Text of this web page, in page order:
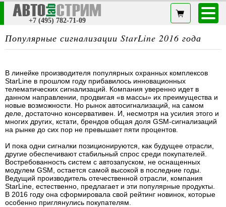
+7 (495) 782-71-09
Популярные сигнализации StarLine 2016 года
В линейке производителя популярных охранных комплексов
StarLine в прошлом году прибавилось инновационных
телематических сигнализаций. Компания уверенно идет в
данном направлении, продвигая «в массы» их преимущества и
новые возможности. Но рынок автосигнализаций, на самом
деле, достаточно консервативен. И, несмотря на усилия этого и
многих других, кстати, брендов общая доля GSM-сигнализаций
на рынке до сих пор не превышает пяти процентов.
И пока одни сигналки позиционируются, как будущее отрасли,
другие обеспечивают стабильный спрос среди покупателей.
Востребованность систем с автозапуском, не оснащенных
модулем GSM, остается самой высокой в последние годы.
Ведущий производитель отечественной отрасли, компания
StarLine, естественно, предлагает и эти популярные продукты.
В 2016 году она сформировала свой рейтинг новинок, которые
особенно приглянулись покупателям.